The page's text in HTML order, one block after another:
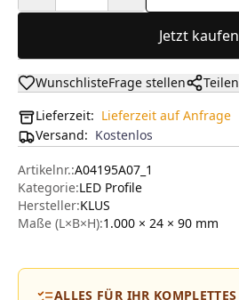
Jetzt kaufen
WunschlisteFrage stellen
Teilen
Lieferzeit: Lieferzeit auf Anfrage
Versand: Kostenlos
Artikelnr.:A04195A07_1
Kategorie:LED Profile
Hersteller:KLUS
Maße (L×B×H):1.000 × 24 × 90 mm
ALLES FÜR IHR